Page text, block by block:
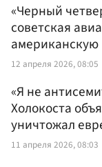
«Черный
советская
американскую
12 апреля 2026, 08:05
«Я не
Холокоста
уничтожал
11 апреля 2026, 08:03